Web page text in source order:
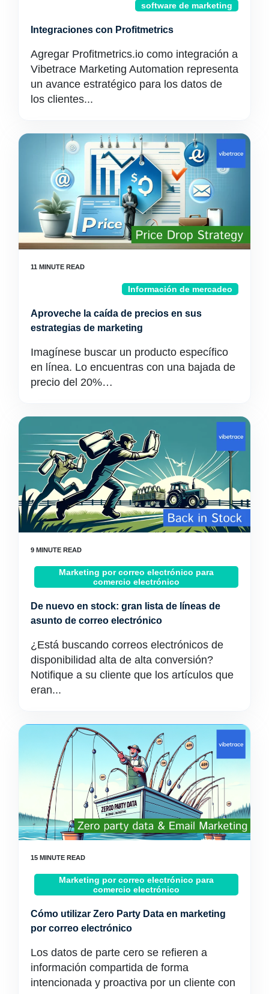
software de marketing
Integraciones con Profitmetrics
Agregar Profitmetrics.io como integración a
Vibetrace Marketing Automation representa
un avance estratégico para los datos de
los clientes...
Información de mercadeo
Aproveche la caída de precios en sus
estrategias de marketing
Imagínese buscar un producto específico
en línea. Lo encuentras con una bajada de
precio del 20%…
Marketing por correo electrónico para
comercio electrónico
De nuevo en stock: gran lista de líneas de
asunto de correo electrónico
¿Está buscando correos electrónicos de
disponibilidad alta de alta conversión?
Notifique a su cliente que los artículos que
eran...
Marketing por correo electrónico para
comercio electrónico
Cómo utilizar Zero Party Data en marketing
por correo electrónico
Los datos de parte cero se refieren a
información compartida de forma
intencionada y proactiva por un cliente con